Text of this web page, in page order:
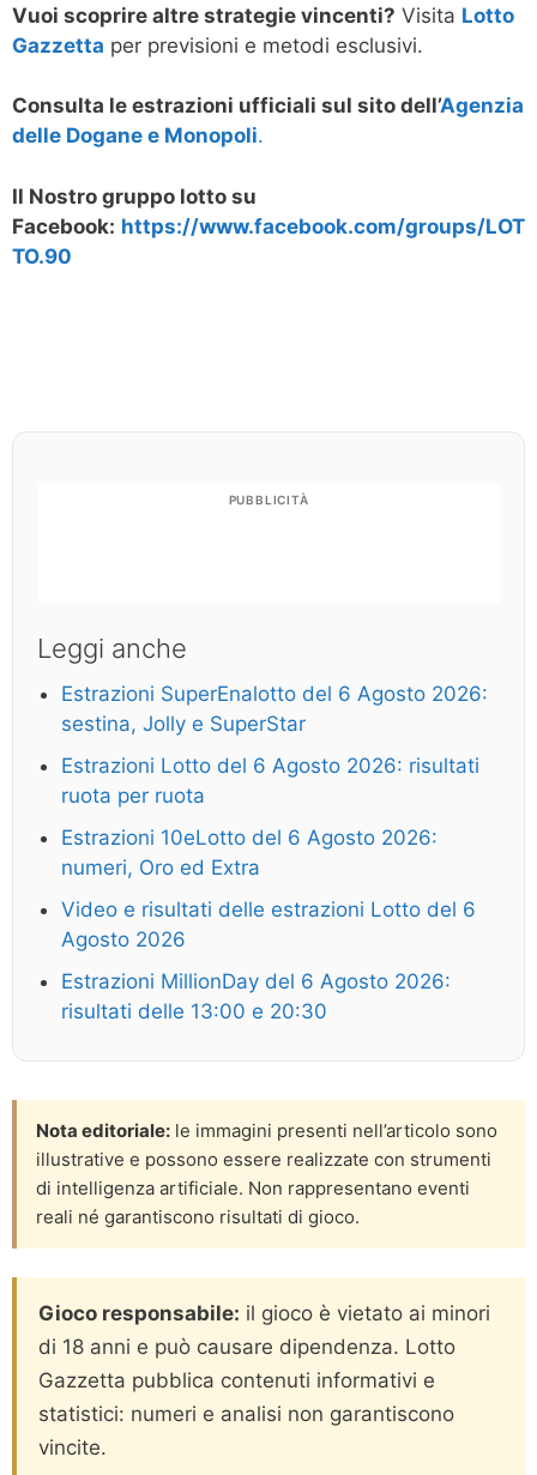
Vuoi scoprire altre strategie vincenti? Visita Lotto
Gazzetta per previsioni e metodi esclusivi.
Consulta le estrazioni ufficiali sul sito dell’Agenzia
delle Dogane e Monopoli.
Il Nostro gruppo lotto su
Facebook: https://www.facebook.com/groups/LOT
TO.90
PUBBLICITÀ
Leggi anche
Estrazioni SuperEnalotto del 6 Agosto 2026:
sestina, Jolly e SuperStar
Estrazioni Lotto del 6 Agosto 2026: risultati
ruota per ruota
Estrazioni 10eLotto del 6 Agosto 2026:
numeri, Oro ed Extra
Video e risultati delle estrazioni Lotto del 6
Agosto 2026
Estrazioni MillionDay del 6 Agosto 2026:
risultati delle 13:00 e 20:30
Nota editoriale: le immagini presenti nell’articolo sono
illustrative e possono essere realizzate con strumenti
di intelligenza artificiale. Non rappresentano eventi
reali né garantiscono risultati di gioco.
Gioco responsabile: il gioco è vietato ai minori
di 18 anni e può causare dipendenza. Lotto
Gazzetta pubblica contenuti informativi e
statistici: numeri e analisi non garantiscono
vincite.